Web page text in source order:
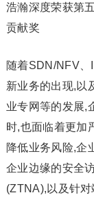
浩瀚深度荣获第
贡献奖
随着SDN/NFV、
新业务的出现,以
业专网等的发展,
时,也面临着更加
降低业务风险,企
企业边缘的安全
(ZTNA),以及针